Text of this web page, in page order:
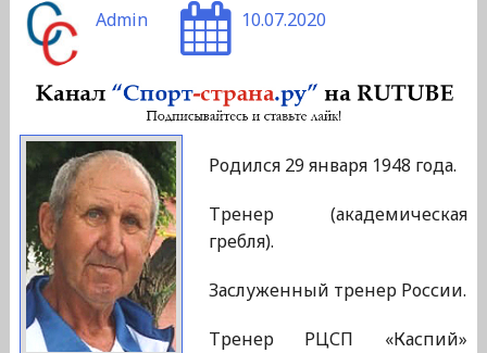
Admin 10.07.2020
Родился 29 января 1948 года.
Тренер (академическая
гребля).
Заслуженный тренер России.
Тренер РЦСП «Каспий»